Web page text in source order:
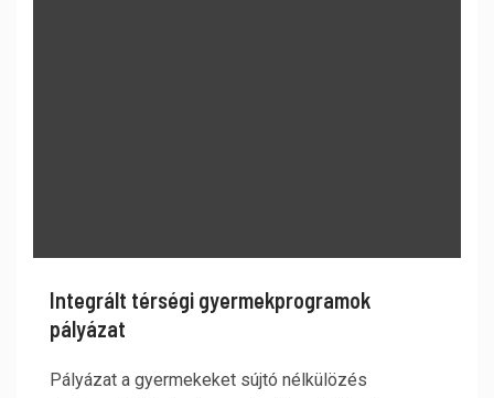
Integrált térségi gyermekprogramok
pályázat
Pályázat a gyermekeket sújtó nélkülözés